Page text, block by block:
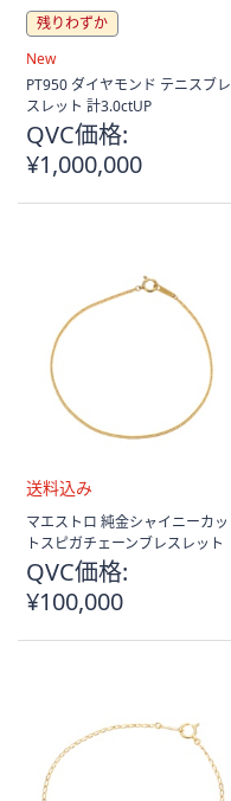
ス
ワ
イ
プ
し
て
残りわずか
送
料
込
New
PT950 ダイヤモンド テニスブレ
スレット 計3.0ctUP
QVC価格:
¥1,000,000
送
料
み
マエストロ 純金シャイニーカッ
トスピガチェーンブレスレット
QVC価格:
¥100,000